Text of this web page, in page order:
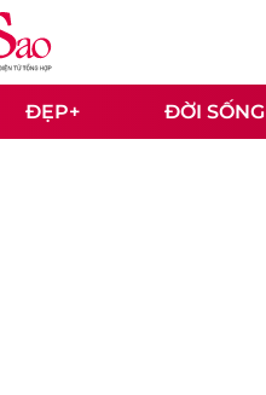
ĐẸP+ ĐỜI SỐNG